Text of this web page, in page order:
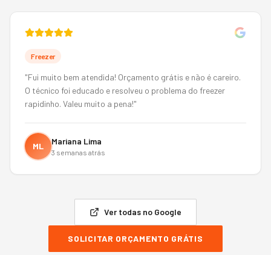
Freezer
"Fui muito bem atendida! Orçamento grátis e não é careiro.
O técnico foi educado e resolveu o problema do freezer
rapidinho. Valeu muito a pena!"
ML Mariana Lima
3 semanas atrás
Ver todas no Google
SOLICITAR ORÇAMENTO GRÁTIS